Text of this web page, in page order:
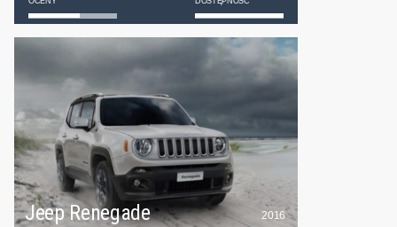
Jeep Renegade 2016